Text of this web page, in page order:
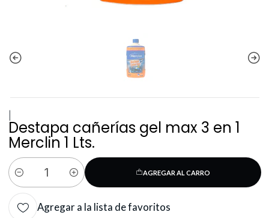
Destapa cañerías gel max 3 en 1
Merclin 1 Lts.
Cantidad
AGREGAR AL CARRO
Agregar a la lista de favoritos